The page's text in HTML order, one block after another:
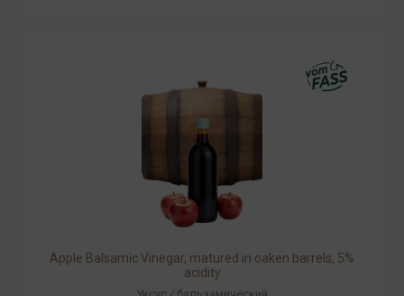
Apple Balsamic Vinegar, matured in oaken barrels, 5%
acidity